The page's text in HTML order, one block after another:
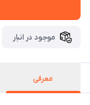
موجود در انبار
معرفی